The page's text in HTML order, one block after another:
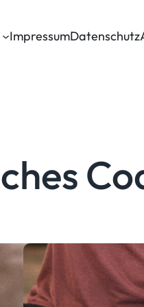
ImpressumDatenschutz